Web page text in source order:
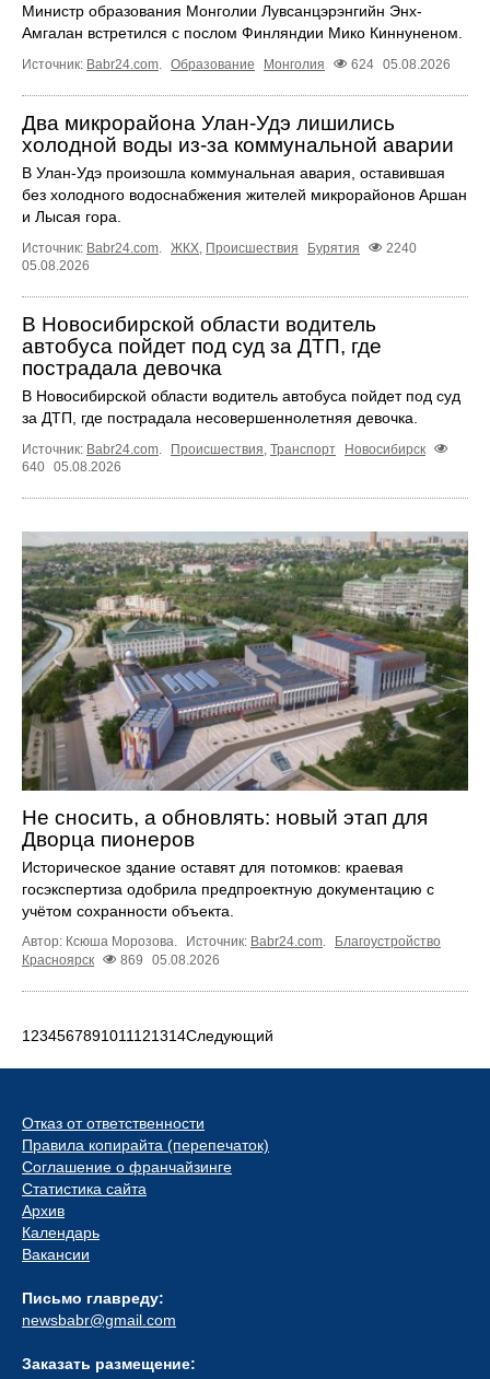
Министр образования Монголии Лувсанцэрэнгийн Энх-
Амгалан встретился с послом Финляндии Мико Киннуненом.
Источник: Babr24.com. Образование Монголия 624 05.08.2026
Два микрорайона Улан-Удэ лишились
холодной воды из-за коммунальной аварии
В Улан-Удэ произошла коммунальная авария, оставившая
без холодного водоснабжения жителей микрорайонов Аршан
и Лысая гора.
Источник: Babr24.com. ЖКХ, Происшествия Бурятия
2240
05.08.2026
В Новосибирской области водитель
автобуса пойдет под суд за ДТП, где
пострадала девочка
В Новосибирской области водитель автобуса пойдет под суд
за ДТП, где пострадала несовершеннолетняя девочка.
Источник: Babr24.com. Происшествия, Транспорт
Новосибирск
640 05.08.2026
Не сносить, а обновлять: новый этап для
Дворца пионеров
Историческое здание оставят для потомков: краевая
госэкспертиза одобрила предпроектную документацию с
учётом сохранности объекта.
Автор: Ксюша Морозова. Источник: Babr24.com.
Благоустройство
Красноярск
869 05.08.2026
1 234567891011121314Следующий
Отказ от ответственности
Правила копирайта (перепечаток)
Соглашение о франчайзинге
Статистика сайта
Архив
Календарь
Вакансии
Письмо главреду:
newsbabr@gmail.com
Заказать размещение: